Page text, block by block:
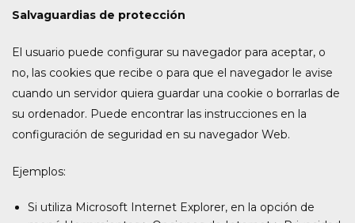
Salvaguardias de protección
El usuario puede configurar su navegador para aceptar, o
no, las cookies que recibe o para que el navegador le avise
cuando un servidor quiera guardar una cookie o borrarlas de
su ordenador. Puede encontrar las instrucciones en la
configuración de seguridad en su navegador Web.
Ejemplos:
Si utiliza Microsoft Internet Explorer, en la opción de